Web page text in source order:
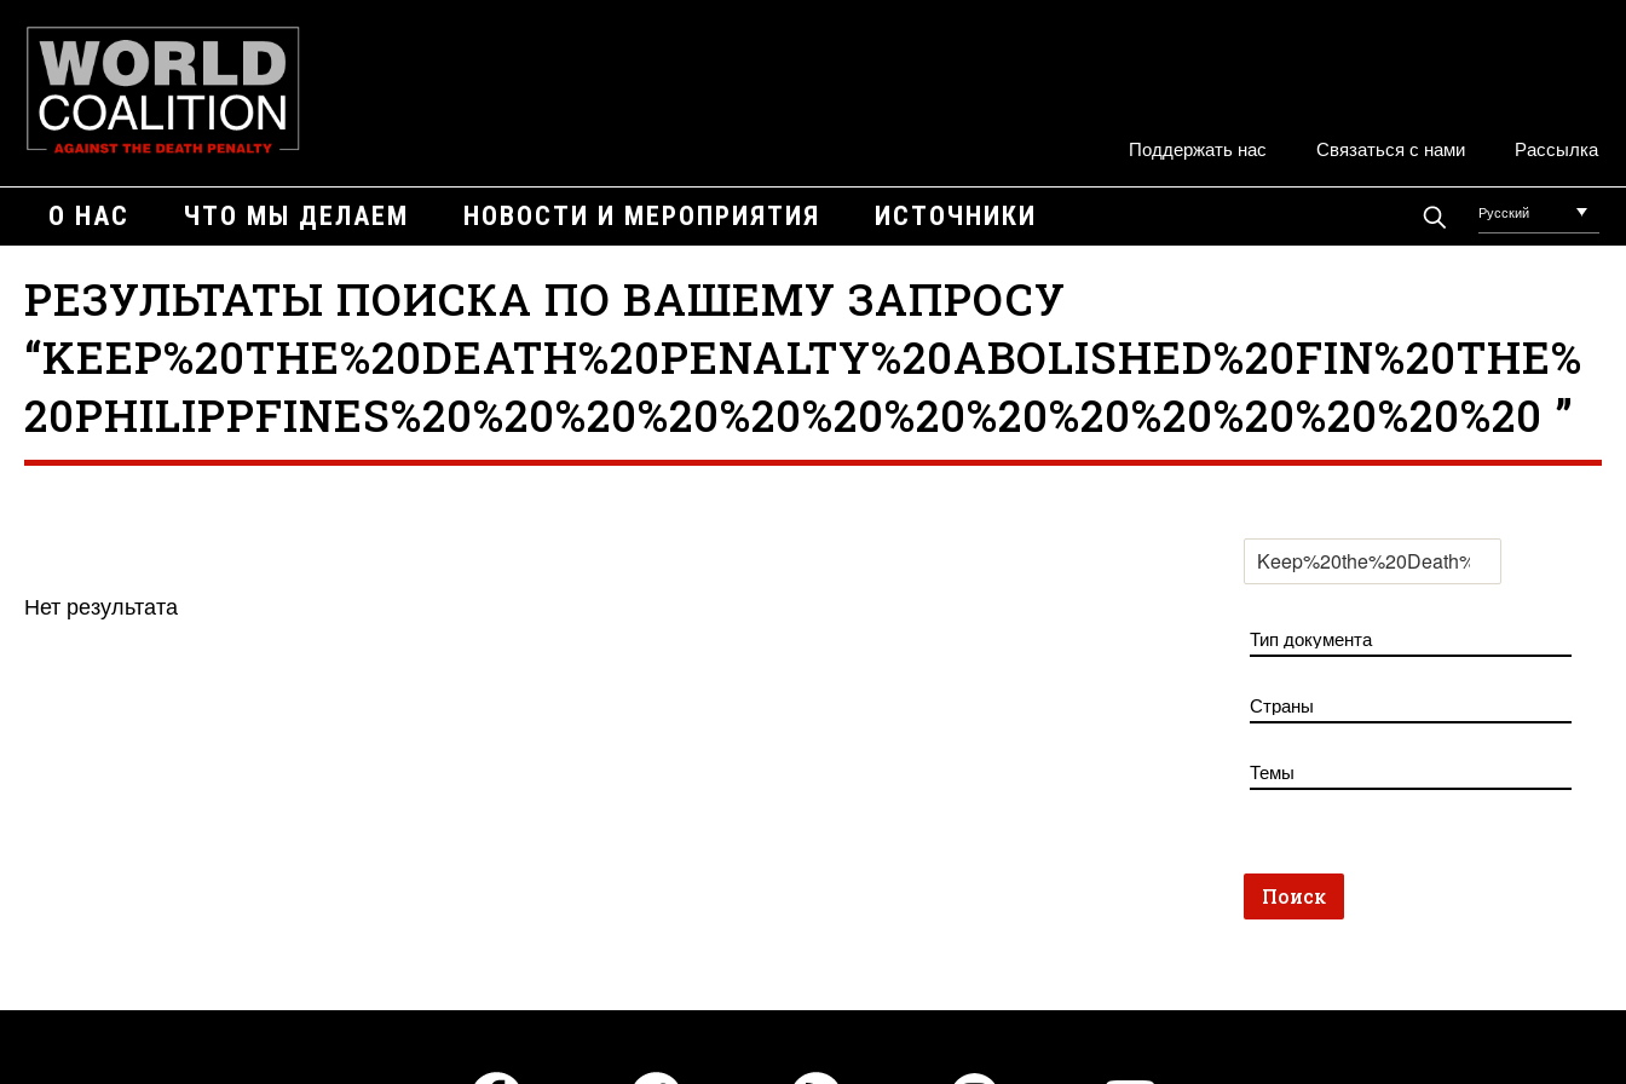
Поддержать нас Связаться с нами Рассылка
О НАС ЧТО МЫ ДЕЛАЕМ НОВОСТИ И МЕРОПРИЯТИЯ ИСТОЧНИКИ Русский
РЕЗУЛЬТАТЫ ПОИСКА ПО ВАШЕМУ ЗАПРОСУ
“KEEP%20THE%20DEATH%20PENALTY%20ABOLISHED%20FIN%20THE%
20PHILIPPFINES%20%20%20%20%20%20%20%20%20%20%20%20%20%20 ”
Нет результата